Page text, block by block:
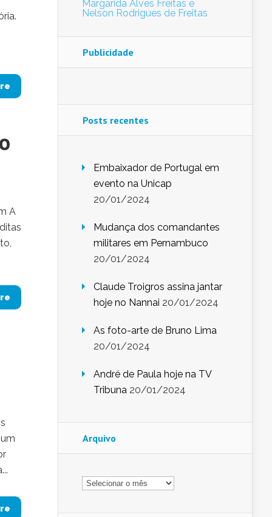
A
Publicidade
Posts recentes
Embaixador de Portugal em
evento na Unicap
20/01/2024
Mudança dos comandantes
militares em Pernambuco
20/01/2024
Claude Troigros assina jantar
hoje no Nannai 20/01/2024
As foto-arte de Bruno Lima
20/01/2024
André de Paula hoje na TV
Tribuna 20/01/2024
Arquivo
Arquivo